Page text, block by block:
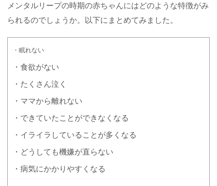
メンタルリープの時期の赤ちゃんにはどのような特徴がみ
られるのでしょうか。以下にまとめてみました。
・眠れない
・食欲がない
・たくさん泣く
・ママから離れない
・できていたことができなくなる
・イライラしていることが多くなる
・どうしても機嫌が直らない
・病気にかかりやすくなる